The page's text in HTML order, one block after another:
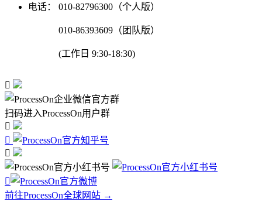
电话：
010-82796300（个人版）
010-86393609（团队版）
(工作日 9:30-18:30)

扫码进入ProcessOn用户群




前往ProcessOn全球网站 →